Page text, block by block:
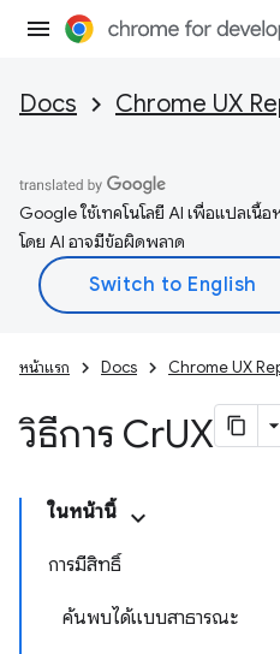
Docs Chrome UX
Google ใช้เทคโนโลยี AI เพื่อแปลเนื้
โดย AI อาจมีข้อผิดพลาด
หน้าแรก Docs Chrome UX
วิธีการ CrUX
ในหน้านี้
การมีสิทธิ์
ค้นพบได้แบบสาธารณะ